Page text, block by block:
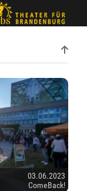
03.06.2023
ComeBack!